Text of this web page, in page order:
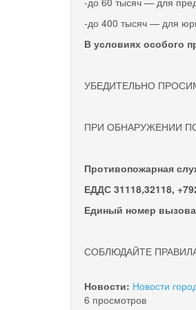
-до 400 тысяч — для
В условиях особого
УБЕДИТЕЛЬНО
ПРИ ОБНАРУЖЕНИИ
Противопожарная
ЕДДС 31118,32118, +
Единый номер
СОБЛЮДАЙТЕ
Новости: Новости
6 просмотров